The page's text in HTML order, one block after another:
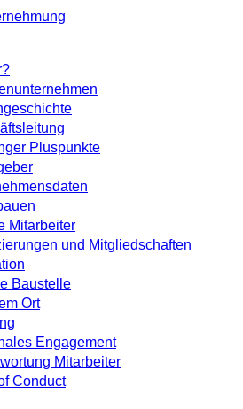
Pluspunkte
Mitarbeiter
und Mitgliedschaften
Baustelle
Ort
Engagement
Mitarbeiter
Conduct